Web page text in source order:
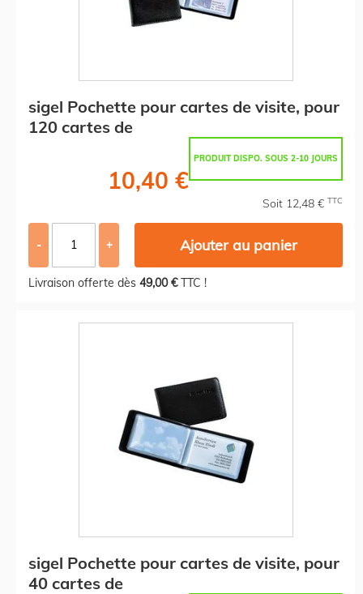
sigel Pochette pour cartes de visite, pour
120 cartes de
PRODUIT DISPO. SOUS 2-10 JOURS
10,40 €
Soit 12,48 € TTC
- + Ajouter au panier
Livraison offerte dès 49,00 €TTC !
sigel Pochette pour cartes de visite, pour
40 cartes de